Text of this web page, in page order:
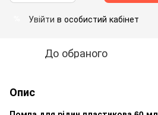
Увійти в особистий кабінет
До обраного
Опис